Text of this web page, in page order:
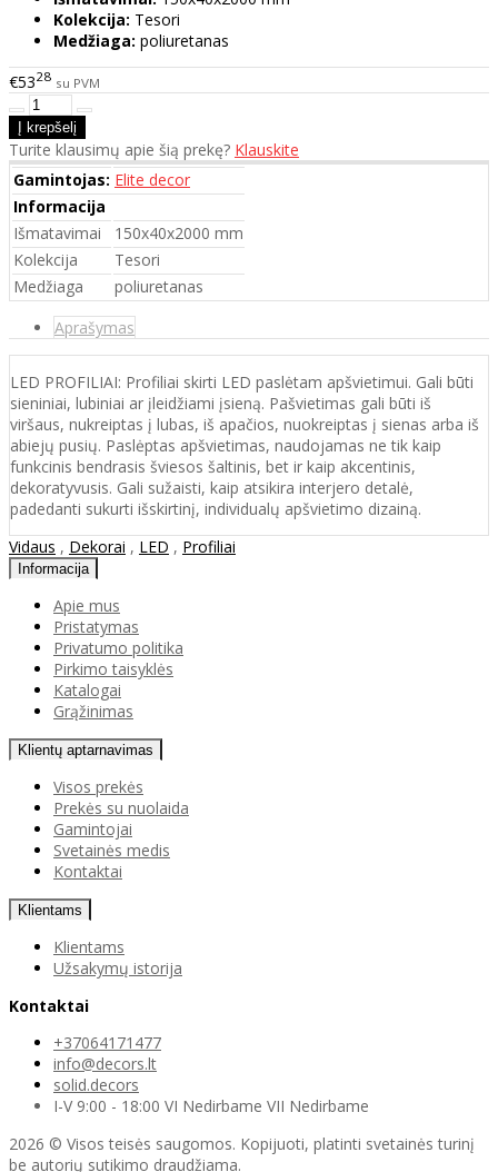
Kolekcija: Tesori
Medžiaga: poliuretanas
€5328 su PVM
Turite klausimų apie šią prekę? Klauskite
Gamintojas: Elite decor
Informacija
Išmatavimai
150x40x2000 mm
Kolekcija
Tesori
Medžiaga
poliuretanas
Aprašymas
LED PROFILIAI: Profiliai skirti LED paslėtam apšvietimui. Gali būti
sieniniai, lubiniai ar įleidžiami įsieną. Pašvietimas gali būti iš
viršaus, nukreiptas į lubas, iš apačios, nuokreiptas į sienas arba iš
abiejų pusių. Paslėptas apšvietimas, naudojamas ne tik kaip
funkcinis bendrasis šviesos šaltinis, bet ir kaip akcentinis,
dekoratyvusis. Gali sužaisti, kaip atsikira interjero detalė,
padedanti sukurti išskirtinį, individualų apšvietimo dizainą.
Vidaus , Dekorai , LED , Profiliai
Informacija
Apie mus
Pristatymas
Privatumo politika
Pirkimo taisyklės
Katalogai
Grąžinimas
Klientų aptarnavimas
Visos prekės
Prekės su nuolaida
Gamintojai
Svetainės medis
Kontaktai
Klientams
Klientams
Užsakymų istorija
Kontaktai
+37064171477
info@decors.lt
solid.decors
I-V 9:00 - 18:00 VI Nedirbame VII Nedirbame
2026 © Visos teisės saugomos. Kopijuoti, platinti svetainės turinį
be autorių sutikimo draudžiama.